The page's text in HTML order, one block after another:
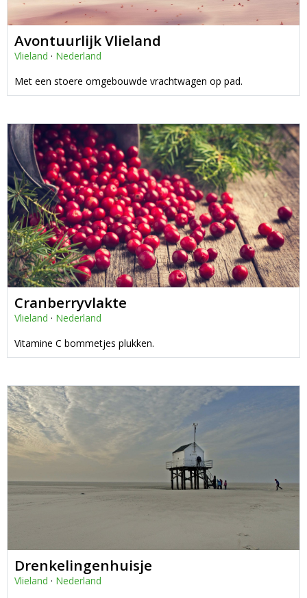
Avontuurlijk Vlieland
Vlieland · Nederland
Met een stoere omgebouwde vrachtwagen op pad.
Cranberryvlakte
Vlieland · Nederland
Vitamine C bommetjes plukken.
Drenkelingenhuisje
Vlieland · Nederland